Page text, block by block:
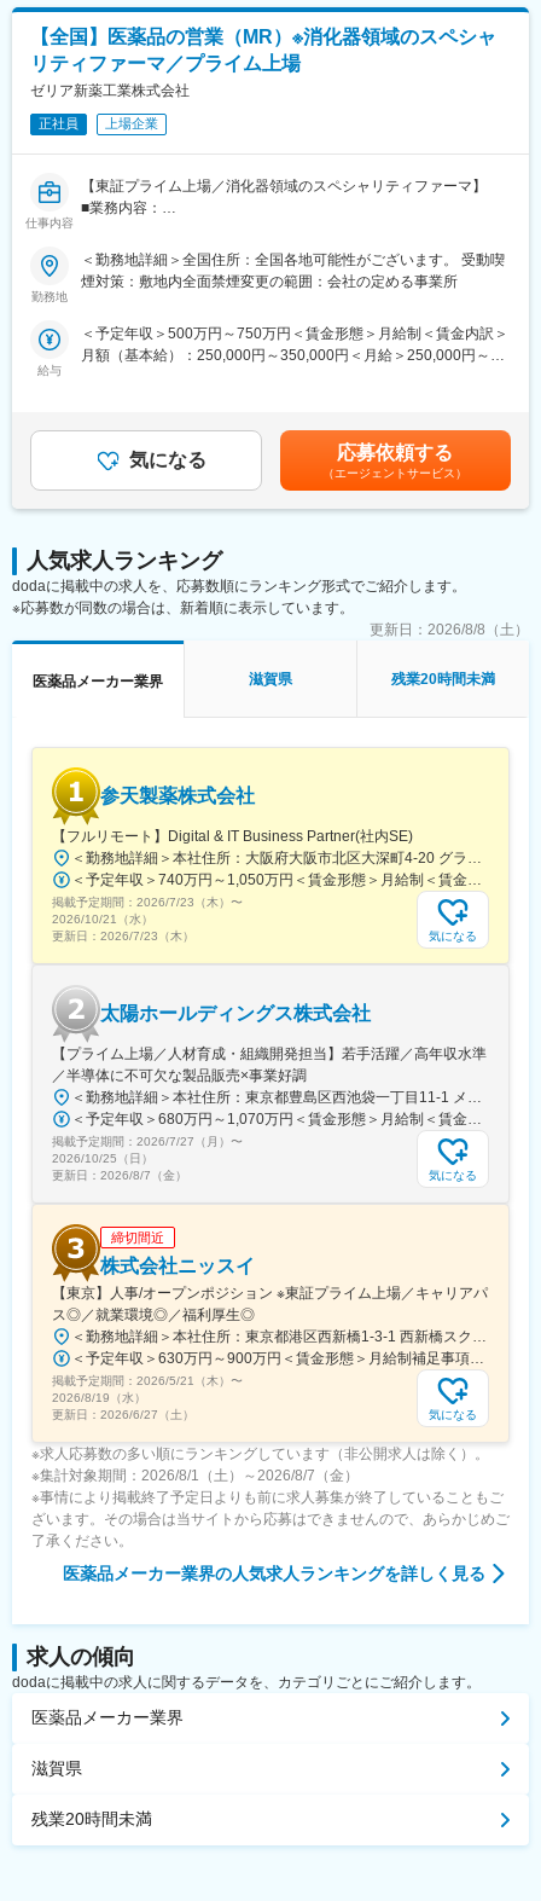
※その他全国いずれかの営業所への配属となります。
事業内容：医療用医薬品分野（医薬品部門）
＜取扱商材＞
現在はOTC医薬品が中心で、内服固形剤（鎮痛薬など）、外用剤
（点鼻薬、虫刺され薬など）のNB品・PB品を取り扱っていま
す。
今後は健康食品や機能性表示食品などの分野へ事業領域が広がる
可能性もあります。
＜働き方＞
社用車を利用して営業活動を行います。
します。
新規開拓営業をお任せします。
■入社後の流れ：
配属部署にてOJTを開始し、先輩社員との商談同行や引継ぎを通
■評価制度について：
担当顧客ごとに設定された目標（売上、利益）をもとに既存先や
み内容も踏まえて評価しています。
会社全体としては、個人ごとに目標シートを作成し半期ごとにレ
ビューを行い役員との面談を実施しています。
部署や役職を問わず意見や提案が活発な社風です。新しいことへ
くりを大切にしています。
変更の範囲：会社の定める業務
めた表記です。
【全国】医薬品の営業（MR）※消化器領域のスペシャ
リティファーマ／プライム上場
ゼリア新薬工業株式会社
正社員 上場企業
仕事内容
【東証プライム上場／消化器領域のスペシャリティファーマ】
■業務内容：
品の情報提供や提案活動を行います。有効性・安全性や用法・用
量などの医薬情報を正確に伝え、適正使用を推進に努めていただ
領域以外の新薬も上市しており、腎内・循環器・婦人科など幅広
い診療科を訪問しています。
・フェインジェクト：鉄欠乏性貧血治療剤
・アコファイド：機能性ディスペプシア治療薬
■研修制度：
学びます。
・フォロー研修：配属後も複数回の研修を通して、より専門的な
知識を身につけます。
・成長支援：階層別研修、部門別研修、コンプライアンス研修等
も充実しています。
■就業環境：
・出産・育児支援制度
・資格取得支援制度
・研修支援制度
■当社の魅力：
・専門性の高さ：消化器領域に強みを持ち、国内トップクラスの
シェア
・安定した経営基盤：創業70年超、医療用医薬品とOTCの二本柱
で安定成長
・幅広い製品ラインアップ：処方薬からOTC、健康食品、化粧品
・グローバル展開：欧州・アジアを中心に海外事業を拡大
・社会貢献度の高さ：生活習慣病や消化器疾患など、人々の健康
に直結する製品を提供
・働きやすい環境：完全週休二日制、住宅補助、資格取得支援な
ど福利厚生充実
・研修制度の充実：未経験者も安心して成長できる教育体制
・長期勤続率の高さ：社員の定着率が高く、安定したキャリア形
成が可能
変更の範囲：会社の定める業務
勤務地
＜勤務地詳細＞全国住所：全国各地可能性がございます。 受動喫
煙対策：敷地内全面禁煙変更の範囲：会社の定める事業所
給与
＜予定年収＞500万円～750万円＜賃金形態＞月給制＜賃金内訳＞
月額（基本給）：250,000円～350,000円＜月給＞250,000円～
す。賃金はあくまでも目安の金額であり、選考を通じて上下する
可能性があります。月給(月額)は固定手当を含めた表記です。
気になる 応募依頼する
（エージェントサービス）
人気求人ランキング
dodaに掲載中の求人を、応募数順にランキング形式でご紹介します。
※応募数が同数の場合は、新着順に表示しています。
更新日： 2026/8/8（土）
医薬品メーカー業界 滋賀県 残業20時間未満
参天製薬株式会社
【フルリモート】Digital & IT Business Partner(社内SE)
＜勤務地詳細＞本社住所：大阪府大阪市北区大深町4-20 グランフロント大阪タワーA25F勤務地最寄駅：JR各線／大阪駅受動喫煙対策：屋内全面禁煙変更の範囲：会社の定める事業所（リモートワーク含む）
＜予定年収＞740万円～1,050万円＜賃金形態＞月給制＜賃金内訳＞月額（基本給）：540,000円～770,000円＜月給＞540,000円～770,000円＜昇給有無＞有＜残業手当＞有＜給与補足＞※経験・能力等を考慮の上、当社規定により決定します。■賞与：年1回支給■基本給改定：年1回（4月）賃金はあくまでも目安の金額であり、選考を通じて上下する可能性があります。月給(月額)は固定手当を含めた表記です。
掲載予定期間： 2026/7/23（木） 〜
2026/10/21（水）
更新日： 2026/7/23（木） 気になる
太陽ホールディングス株式会社
【プライム上場／人材育成・組織開発担当】若手活躍／高年収水準
／半導体に不可欠な製品販売×事業好調
＜勤務地詳細＞本社住所：東京都豊島区西池袋一丁目11-1 メトロポリタンプラザビル16F勤務地最寄駅：各線／池袋駅受動喫煙対策：屋内全面禁煙変更の範囲：会社の定める事業所（リモートワーク含む）
＜予定年収＞680万円～1,070万円＜賃金形態＞月給制＜賃金内訳＞月額（基本給）：335,000円～530,000円＜月給＞335,000円～530,000円＜昇給有無＞有＜残業手当＞有＜給与補足＞※年収概算には想定残業時間20時間分を含む・2025年度 全社平均残業時間：20時間・残業代全額支給（管理監督職については対象外)・賞与6か月分（2025年度実績）賃金はあくまでも目安の金額であり、選考を通じて上下する可能性があります。月給(月額)は固定手当を含めた表記です。
掲載予定期間： 2026/7/27（月） 〜
2026/10/25（日）
更新日： 2026/8/7（金） 気になる
締切間近
株式会社ニッスイ
【東京】人事/オープンポジション ※東証プライム上場／キャリアパ
ス◎／就業環境◎／福利厚生◎
＜勤務地詳細＞本社住所：東京都港区西新橋1-3-1 西新橋スクエア勤務地最寄駅：東京メトロ線／内幸町駅受動喫煙対策：屋内全面禁煙変更の範囲：会社の定める事業所（リモートワーク含む）
＜予定年収＞630万円～900万円＜賃金形態＞月給制補足事項なし＜賃金内訳＞月額（基本給）：330,000円～448,000円＜月給＞330,000円～448,000円＜昇給有無＞有＜残業手当＞有＜給与補足＞※給与詳細は、経験・経歴を考慮のうえ、決定します。■賞与：年2回（6月・12月）※2026年 度見込（ 6.0ヶ月）※時間外、法定外休日勤務をした場合は30%の割増手当支給法定休日勤務の場合は、35%の割増手当支給賃金はあくまでも目安の金額であり、選考を通じて上下する可能性があります。月給(月額)は固定手当を含めた表記です。
掲載予定期間： 2026/5/21（木） 〜
2026/8/19（水）
更新日： 2026/6/27（土） 気になる
※求人応募数の多い順にランキングしています（非公開求人は除く）。
※集計対象期間：2026/8/1（土）～2026/8/7（金）
※事情により掲載終了予定日よりも前に求人募集が終了していることもご
ざいます。その場合は当サイトから応募はできませんので、あらかじめご
了承ください。
医薬品メーカー業界の人気求人ランキングを詳しく見る
求人の傾向
dodaに掲載中の求人に関するデータを、カテゴリごとにご紹介します。
医薬品メーカー業界
滋賀県
残業20時間未満